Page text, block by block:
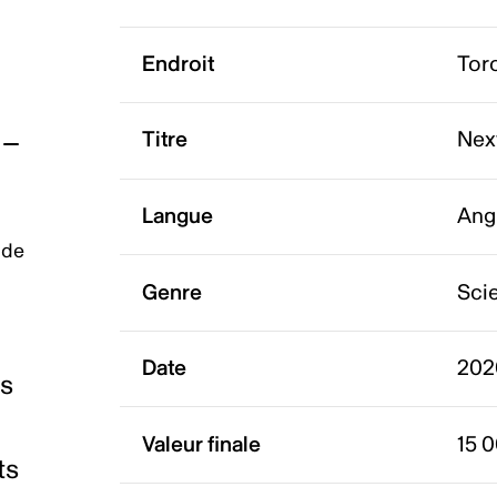
Endroit
Titre
Langue
Genre
Date
Valeur finale 15